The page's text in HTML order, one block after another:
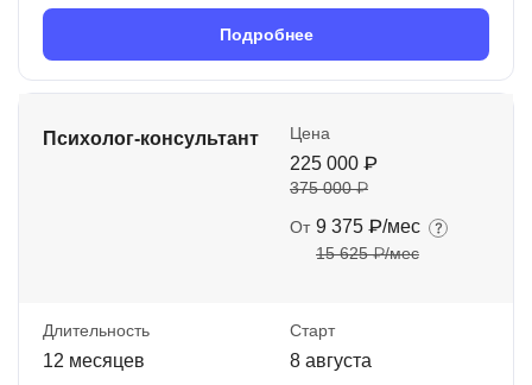
Подробнее
Психолог-консультант Цена
225 000 ₽
375 000 ₽
От 9 375 ₽/мес
15 625 ₽/мес
Длительность
12 месяцев
Старт
8 августа